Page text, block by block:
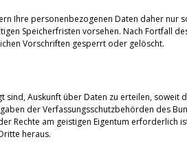
Ihre personenbezogenen Daten daher nur
Speicherfristen vorsehen. Nach Fortfall
Vorschriften gesperrt oder gelöscht.
Auskunft über Daten zu erteilen, soweit
der Verfassungsschutzbehörden des
Rechte am geistigen Eigentum erforderlich
heraus.